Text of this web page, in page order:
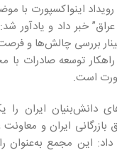
رویداد اینواکسپورت با
خبر داد و یادآور شد:
بررسی چالش‌ها و
توسعه صادرات با
است.
دانش‌بنیان ایران
ایران و
این مجمع به‌عنوان